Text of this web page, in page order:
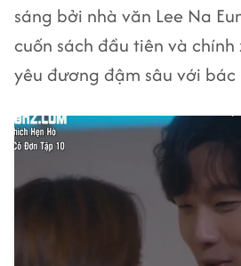
sáng bởi nhà văn Lee Na
cuốn sách đầu tiên và
yêu đương đậm sâu với bác